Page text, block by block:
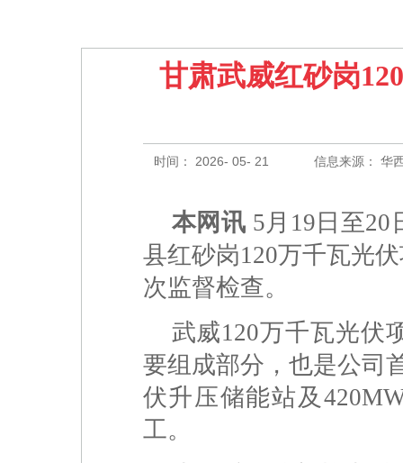
甘肃武威红砂岗
时间： 2026- 05- 21 信息来源： 华
本网讯 5月19日至
县红砂岗120万千瓦光
次监督检查。
武威120万千瓦光伏
要组成部分，也是公司
伏升压储能站及
工。